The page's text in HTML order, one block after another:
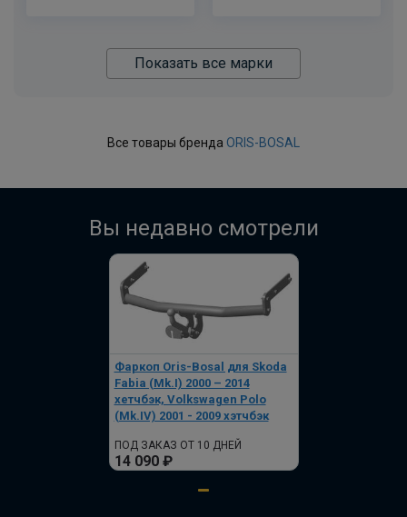
Показать все марки
Все товары бренда ORIS-BOSAL
Вы недавно смотрели
Фаркоп Oris-Bosal для Skoda
Fabia (Mk.I) 2000 – 2014
хетчбэк, Volkswagen Polo
(Mk.IV) 2001 - 2009 хэтчбэк
ПОД ЗАКАЗ ОТ 10 ДНЕЙ
14 090 ₽